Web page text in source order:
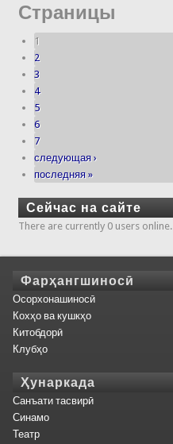
Страницы
1
2
3
4
5
6
7
следующая ›
последняя »
Сейчас на сайте
There are currently 0 users online.
Фарҳангшиносӣ
Осорхонашиносӣ
Кохҳо ва кушкҳо
Китобдорӣ
Клубҳо
Ҳунаркада
Санъати тасвирӣ
Синамо
Театр